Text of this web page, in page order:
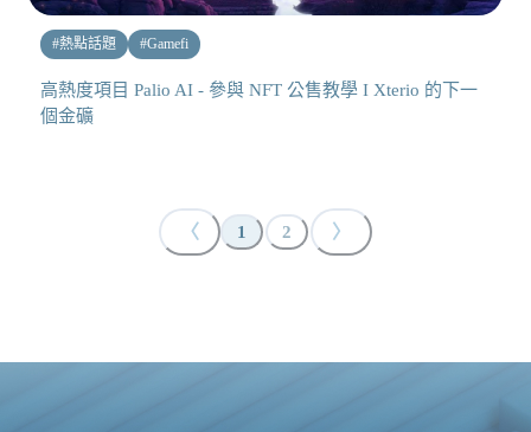
#熱點話題 #Gamefi
高熱度項目 Palio AI - 參與 NFT 公售教學 I Xterio 的下一
個金礦
〈 1 2 〉